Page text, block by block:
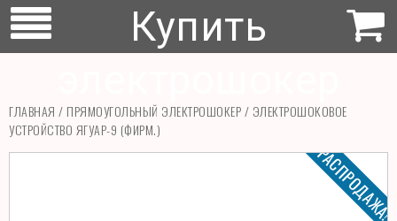
Купить
ГЛАВНАЯ / ПРЯМОУГОЛЬНЫЙ ЭЛЕКТРОШОКЕР/ ЭЛЕКТРОШОКОВОЕ
УСТРОЙСТВО ЯГУАР-9 (ФИРМ.)
РАСПРОДАЖА!